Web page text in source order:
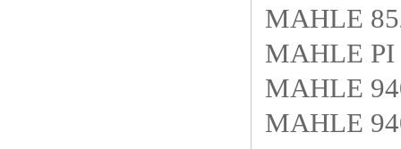
MAHLE
MAHLE PI
MAHLE
MAHLE